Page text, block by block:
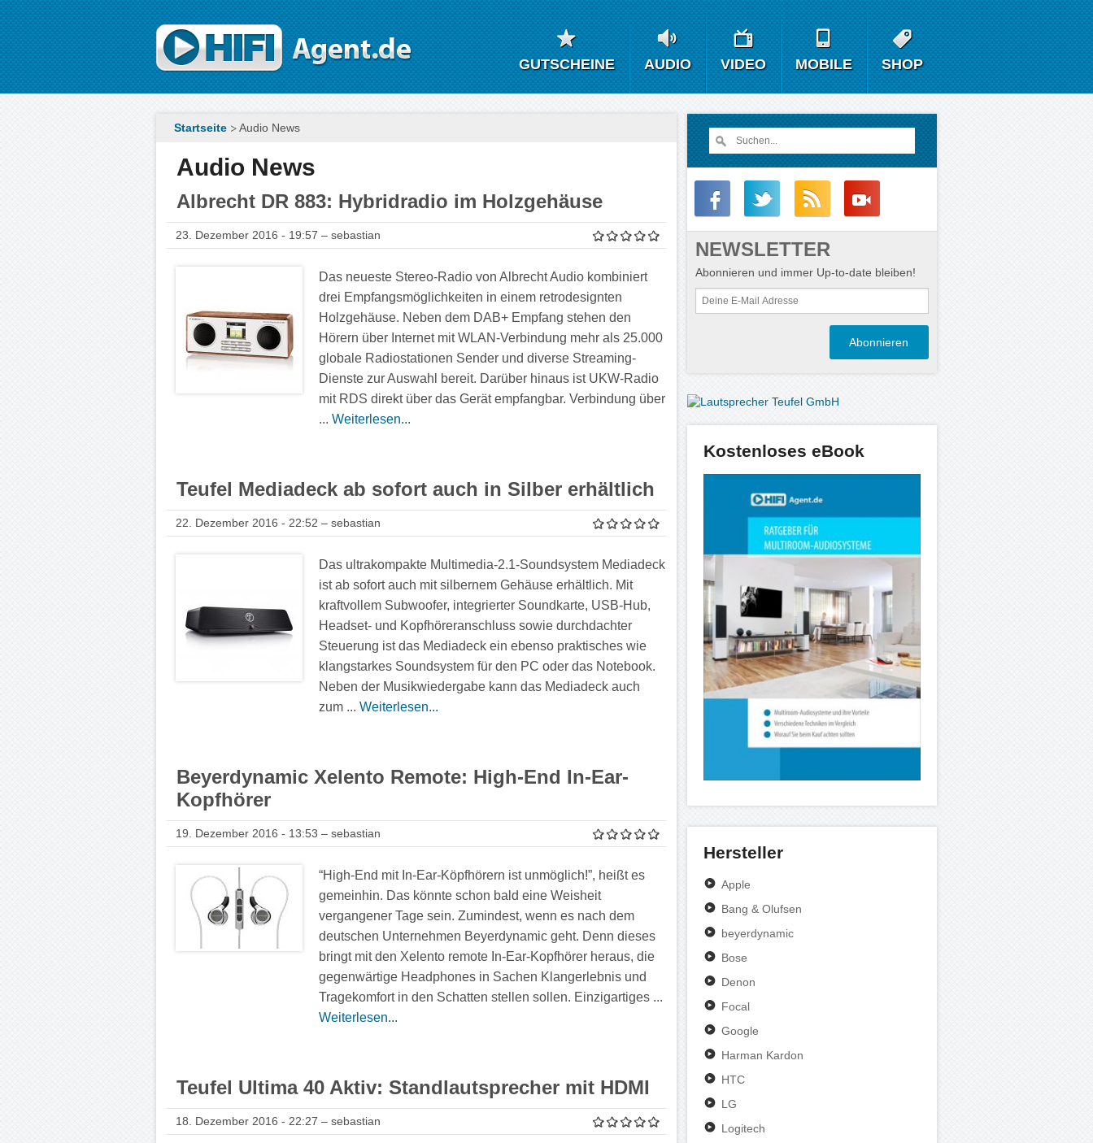
Direkt zum Inhalt
GUTSCHEINE AUDIO VIDEO MOBILE SHOP
Startseite Audio News
Audio News
Albrecht DR 883: Hybridradio im Holzgehäuse
23. Dezember 2016 - 19:57 – sebastian
Das neueste Stereo-Radio von Albrecht Audio kombiniert
drei Empfangsmöglichkeiten in einem retrodesignten
Holzgehäuse. Neben dem DAB+ Empfang stehen den
Hörern über Internet mit WLAN-Verbindung mehr als 25.000
globale Radiostationen Sender und diverse Streaming-
Dienste zur Auswahl bereit. Darüber hinaus ist UKW-Radio
mit RDS direkt über das Gerät empfangbar. Verbindung über
...Weiterlesen...
Teufel Mediadeck ab sofort auch in Silber erhältlich
22. Dezember 2016 - 22:52 – sebastian
Das ultrakompakte Multimedia-2.1-Soundsystem Mediadeck
ist ab sofort auch mit silbernem Gehäuse erhältlich. Mit
kraftvollem Subwoofer, integrierter Soundkarte, USB-Hub,
Headset- und Kopfhöreranschluss sowie durchdachter
Steuerung ist das Mediadeck ein ebenso praktisches wie
klangstarkes Soundsystem für den PC oder das Notebook.
Neben der Musikwiedergabe kann das Mediadeck auch
zum ...Weiterlesen...
Beyerdynamic Xelento Remote: High-End In-Ear-
Kopfhörer
19. Dezember 2016 - 13:53 – sebastian
“High-End mit In-Ear-Köpfhörern ist unmöglich!”, heißt es
gemeinhin. Das könnte schon bald eine Weisheit
vergangener Tage sein. Zumindest, wenn es nach dem
deutschen Unternehmen Beyerdynamic geht. Denn dieses
bringt mit den Xelento remote In-Ear-Kopfhörer heraus, die
gegenwärtige Headphones in Sachen Klangerlebnis und
Tragekomfort in den Schatten stellen sollen. Einzigartiges ...
Weiterlesen...
Teufel Ultima 40 Aktiv: Standlautsprecher mit HDMI
18. Dezember 2016 - 22:27 – sebastian
NEWSLETTER
Abonnieren und immer Up-to-date bleiben!
Kostenloses eBook
Hersteller
Apple
Bang & Olufsen
beyerdynamic
Bose
Denon
Focal
Google
Harman Kardon
HTC
LG
Logitech